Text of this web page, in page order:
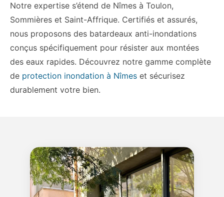
Notre expertise s’étend de Nîmes à Toulon,
Sommières et Saint-Affrique. Certifiés et assurés,
nous proposons des batardeaux anti-inondations
conçus spécifiquement pour résister aux montées
des eaux rapides. Découvrez notre gamme complète
de protection inondation à Nîmes et sécurisez
durablement votre bien.